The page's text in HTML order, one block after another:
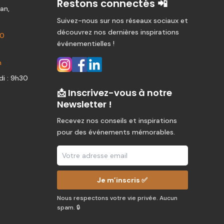
: 9h30
Restons connectés 📲
Suivez-nous sur nos réseaux sociaux et
découvrez nos dernières inspirations
événementielles !
📩 Inscrivez-vous à notre
Newsletter !
Recevez nos conseils et inspirations
pour des événements mémorables.
Je m’inscris ✅
Nous respectons votre vie privée. Aucun
spam. 🔒